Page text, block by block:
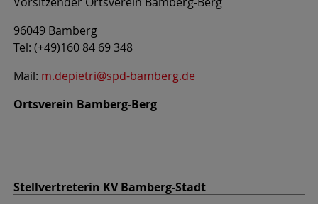
96049 Bamberg
Tel: (+49)160 84 69 348
Mail: m.depietri@spd-bamberg.de
Ortsverein Bamberg-Berg
Stellvertreterin KV Bamberg-Stadt